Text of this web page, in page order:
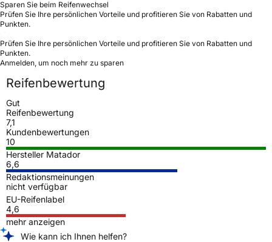
Sparen Sie beim Reifenwechsel
Prüfen Sie Ihre persönlichen Vorteile und profitieren Sie von Rabatten und
Punkten.
Prüfen Sie Ihre persönlichen Vorteile und profitieren Sie von Rabatten und
Punkten.
Anmelden, um noch mehr zu sparen
Reifenbewertung
Gut
Reifenbewertung
7,1
Kundenbewertungen
10
Hersteller Matador
6,6
Redaktionsmeinungen
nicht verfügbar
EU-Reifenlabel
4,6
mehr anzeigen
Wie kann ich Ihnen helfen?